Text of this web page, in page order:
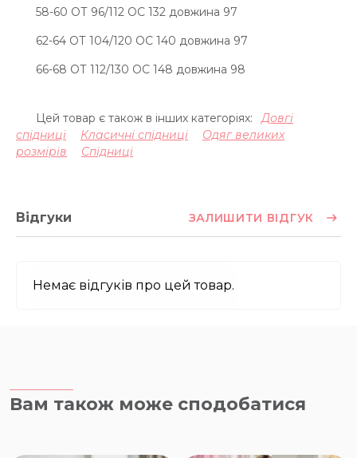
58-60 ОТ 96/112 OC 132 довжина 97
62-64 ОТ 104/120 OC 140 довжина 97
66-68 ОТ 112/130 OC 148 довжина 98
Цей товар є також в інших категоріях:
Довгі
спідниці
Класичні спідниці
Одяг великих
розмірів
Спідниці
Відгуки ЗАЛИШИТИ ВІДГУК
Немає відгуків про цей товар.
Вам також може сподобатися